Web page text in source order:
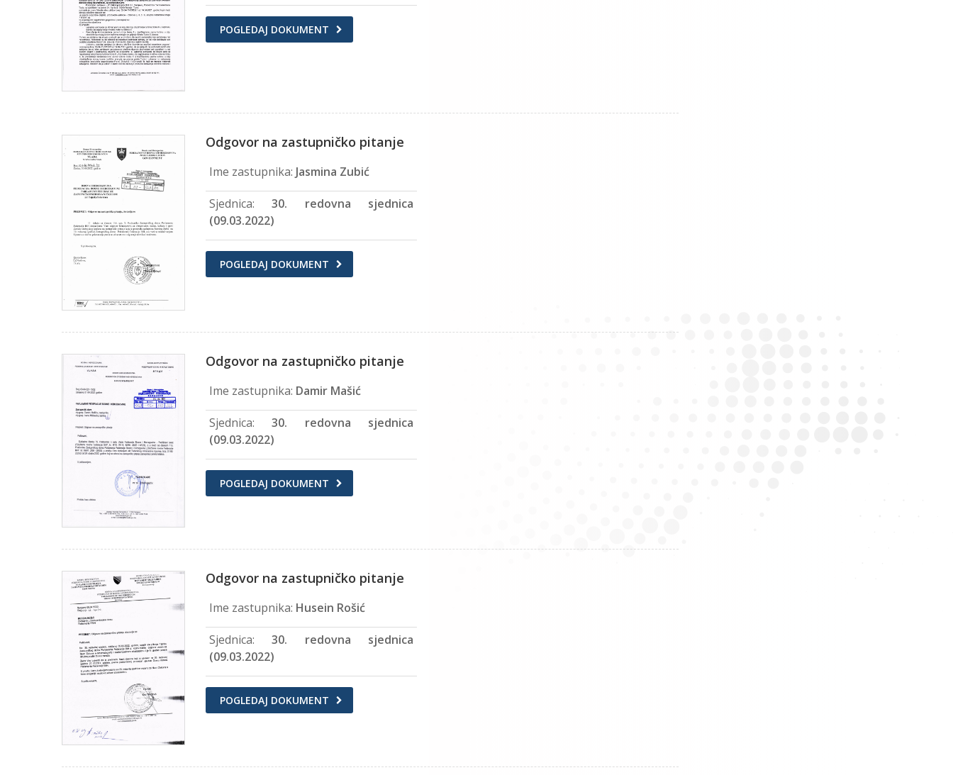
POGLEDAJ DOKUMENT
Odgovor na zastupničko pitanje
Ime zastupnika: Jasmina Zubić
Sjednica:30. redovna sjednica
(09.03.2022)
POGLEDAJ DOKUMENT
Odgovor na zastupničko pitanje
Ime zastupnika: Damir Mašić
Sjednica:30. redovna sjednica
(09.03.2022)
POGLEDAJ DOKUMENT
Odgovor na zastupničko pitanje
Ime zastupnika: Husein Rošić
Sjednica:30. redovna sjednica
(09.03.2022)
POGLEDAJ DOKUMENT